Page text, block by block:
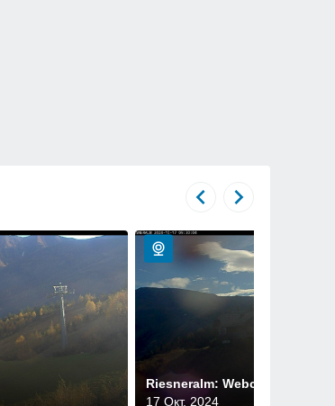
Riesneralm: Webcam Oxenalm
17 Окт. 2024